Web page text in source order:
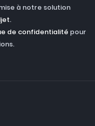
à notre solution
.
de confidentialité pour